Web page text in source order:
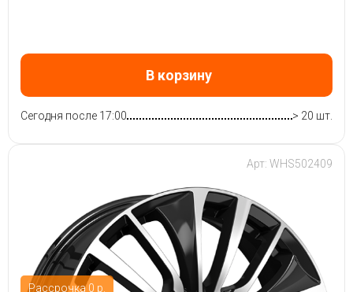
В корзину
Сегодня после 17:00 > 20 шт.
Рассрочка 0 р.
Арт: WHS502409